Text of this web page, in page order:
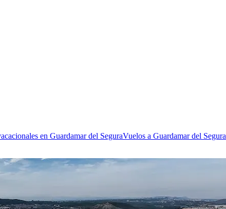
en Guardamar del SeguraVuelos a Guardamar del Segura